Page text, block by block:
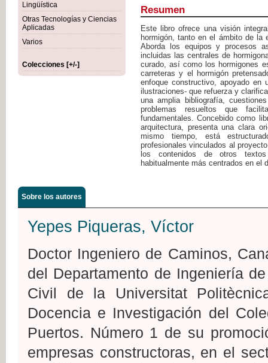
Lingüística
Otras Tecnologías y Ciencias
Aplicadas
Varios
Colecciones [+/-]
Resumen
Este libro ofrece una visión
hormigón, tanto en el ámbito de
Aborda los equipos y procesos
incluidas las centrales de
curado, así como los hormigones
carreteras y el hormigón
enfoque constructivo, apoyado en
ilustraciones- que refuerza y
una amplia bibliografía,
problemas resueltos que
fundamentales. Concebido como
arquitectura, presenta una clara
mismo tiempo, está
profesionales vinculados al
los contenidos de otros
habitualmente más centrados en el
Sobre los autores
Yepes Piqueras, Víctor
Doctor Ingeniero de Caminos,
del Departamento de Ingeniería
Civil de la Universitat
Docencia e Investigación del
Puertos. Número 1 de su
empresas constructoras, en el